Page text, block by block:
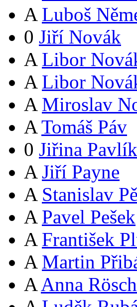
A Luboš
0 Jiří Novák
A Libor
A Libor
A Miroslav
A Tomáš Páv
0 Jiřina
A Jiří Payne
A Stanislav
A Pavel Pešek
A František
A Martin
A Anna